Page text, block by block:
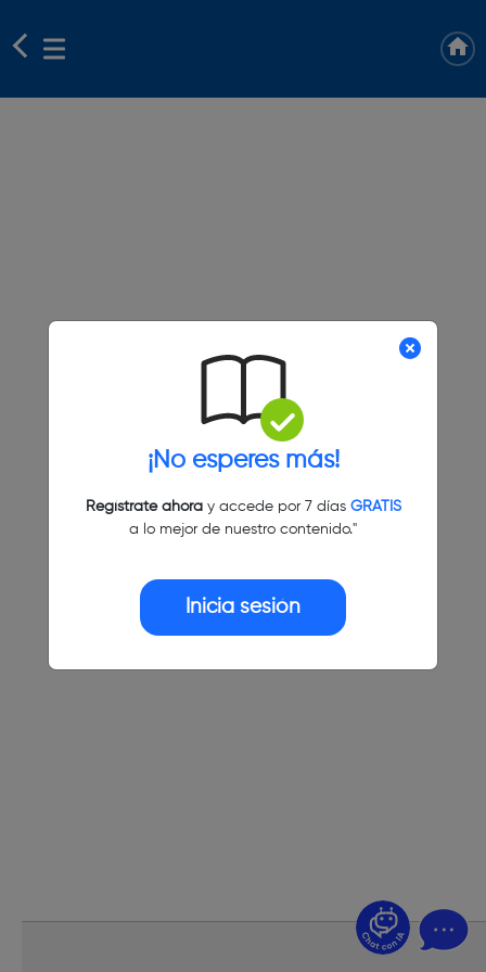
¡No esperes más!
Regístrate ahoray accede por 7 días GRATIS
a lo mejor de nuestro contenido."
Inicia sesión